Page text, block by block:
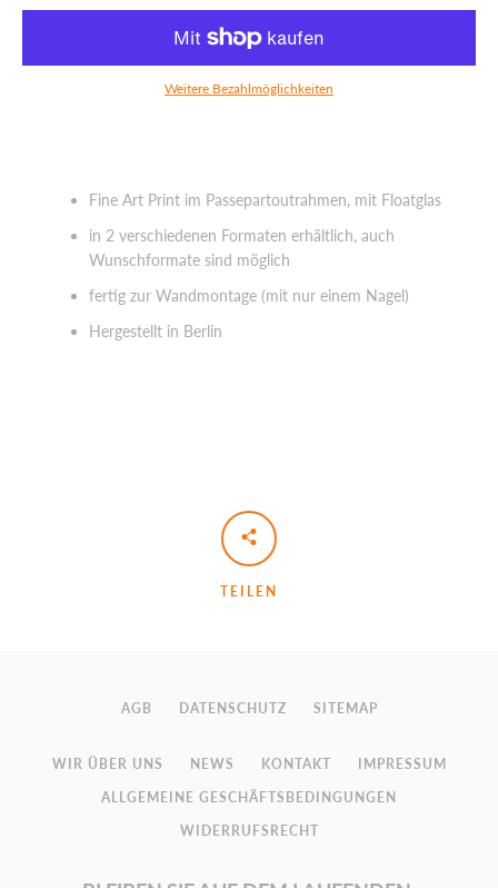
Fine Art Print im Passepartoutrahmen, mit Floatglas
in 2 verschiedenen Formaten erhältlich, auch
Wunschformate sind möglich
fertig zur Wandmontage (mit nur einem Nagel)
Hergestellt in Berlin
Weitere Bezahlmöglichkeiten
TEILEN
AGB DATENSCHUTZ SITEMAP
WIR ÜBER UNS NEWS KONTAKT
IMPRESSUM
ALLGEMEINE GESCHÄFTSBEDINGUNGEN
WIDERRUFSRECHT